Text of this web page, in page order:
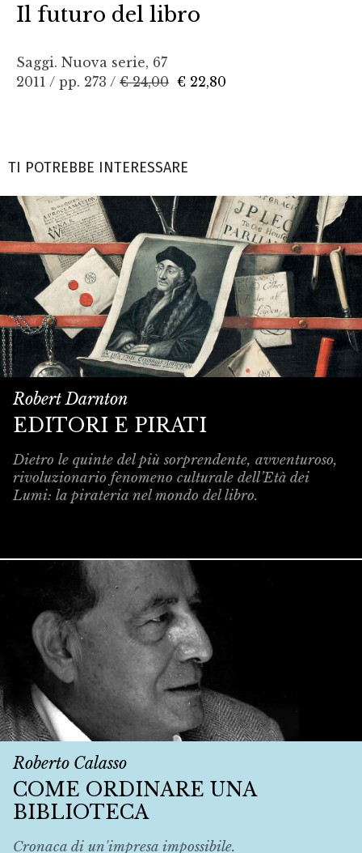
Il futuro del libro
Saggi. Nuova serie, 67
2011 / pp. 273 / € 24,00 € 22,80
TI POTREBBE INTERESSARE
Robert Darnton
EDITORI E PIRATI
Dietro le quinte del più sorprendente, avventuroso,
rivoluzionario fenomeno culturale dell’Età dei
Lumi: la pirateria nel mondo del libro.
Roberto Calasso
COME ORDINARE UNA
BIBLIOTECA
Cronaca di un'impresa impossibile.